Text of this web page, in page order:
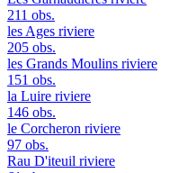
211 obs.
les Ages riviere
205 obs.
les Grands Moulins riviere
151 obs.
la Luire riviere
146 obs.
le Corcheron riviere
97 obs.
Rau D'iteuil riviere